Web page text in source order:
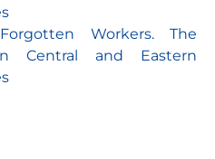
Workers. The
Central and Eastern